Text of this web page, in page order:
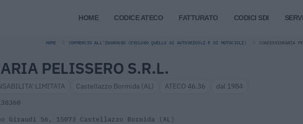
HOME CODICE ATECO FATTURATO CODICI SDI
HOME COMMERCIO ALL'INGROSSO (ESCLUSO QUELLO DI AUTOVEICOLI E DI MOTOCICLI) CONCESSIONARIA
PELISSERO S.R.L.
LIMITATA Castellazzo Bormida (AL) ATECO 46.36 dal 1984
Giraudi 56, 15073 Castellazzo Bormida (AL)